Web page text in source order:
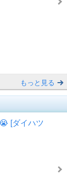
もっと見る
[ダイハツ